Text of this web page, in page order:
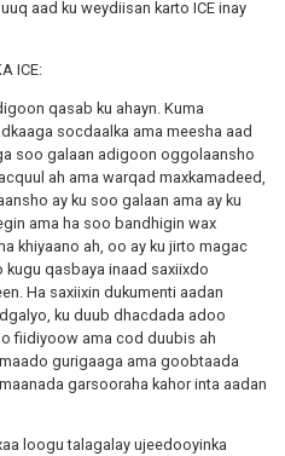
aad ku weydiisan karto ICE inay
ICE:
qasab ku ahayn. Kuma
socdaalka ama meesha aad
soo galaan adigoon oggolaansho
ah ama warqad maxkamadeed,
ay ku soo galaan ama ay ku
ama ha soo bandhigin wax
khiyaano ah, oo ay ku jirto magac
kugu qasbaya inaad saxiixdo
Ha saxiixin dukumenti aadan
ku duub dhacdada adoo
fiidiyoow ama cod duubis ah
gurigaaga ama goobtaada
garsooraha kahor inta aadan
loogu talagalay ujeedooyinka